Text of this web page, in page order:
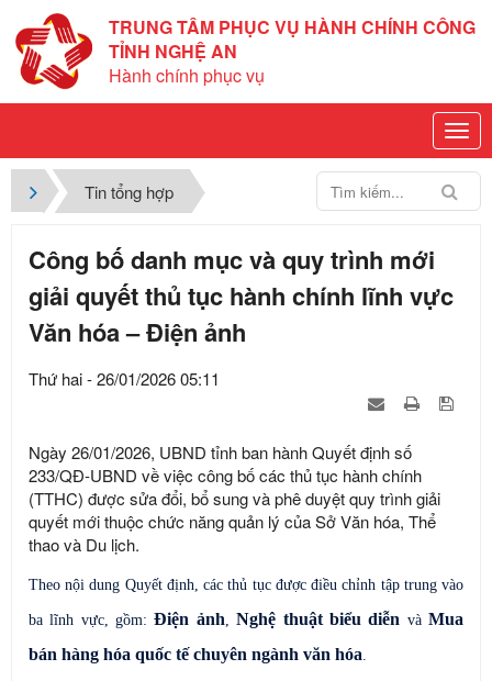
TRUNG TÂM PHỤC VỤ HÀNH CHÍNH CÔNG
TỈNH NGHỆ AN
Hành chính phục vụ
Tin tổng hợp
Công bố danh mục và quy trình mới
giải quyết thủ tục hành chính lĩnh vực
Văn hóa – Điện ảnh
Thứ hai - 26/01/2026 05:11
Ngày 26/01/2026, UBND tỉnh ban hành Quyết định số
233/QĐ-UBND về việc công bố các thủ tục hành chính
(TTHC) được sửa đổi, bổ sung và phê duyệt quy trình giải
quyết mới thuộc chức năng quản lý của Sở Văn hóa, Thể
thao và Du lịch.
Theo nội dung Quyết định, các thủ tục được điều chỉnh tập trung vào
ba lĩnh vực, gồm:Điện ảnh,Nghệ thuật biểu diễn vàMua
bán hàng hóa quốc tế chuyên ngành văn hóa.